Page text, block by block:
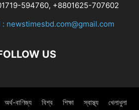
594760, +8801625-707602
: newstimesbd.com@gmail.com
US
অর্থ-বাণিজ্য বিশ্ব শিক্ষা স্বাস্থ্য খেলাধুলা